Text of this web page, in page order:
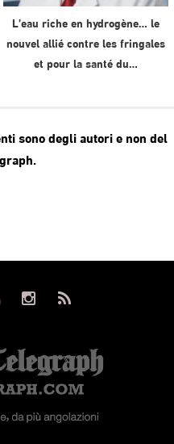
L’eau riche en hydrogène… le
nouvel allié contre les fringales
et pour la santé du…
sono degli autori e non del